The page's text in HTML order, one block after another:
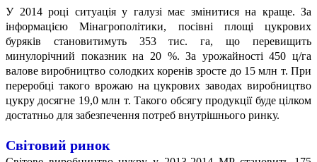
У 2014 році ситуація у галузі має змінитися на краще. За
інформацією Мінагрополітики, посівні площі цукрових
буряків становитимуть 353 тис. га, що перевищить
минулорічний показник на 20 %. За урожайності 450 ц/га
валове виробництво солодких коренів зросте до 15 млн т. При
переробці такого врожаю на цукрових заводах виробництво
цукру досягне 19,0 млн т. Такого обсягу продукції буде цілком
достатньо для забезпечення потреб внутрішнього ринку.
Світовий ринок